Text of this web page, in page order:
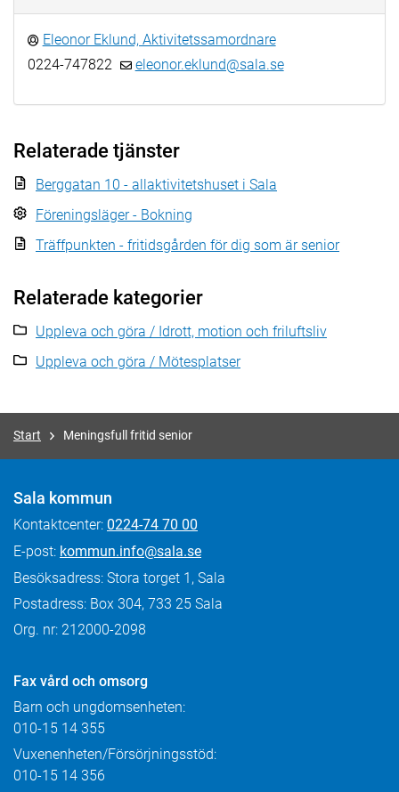
Eleonor Eklund, Aktivitetssamordnare
0224-747822
eleonor.eklund@sala.se
Relaterade tjänster
Berggatan 10 - allaktivitetshuset i Sala
Föreningsläger - Bokning
Träffpunkten - fritidsgården för dig som är senior
Relaterade kategorier
Uppleva och göra / Idrott, motion och friluftsliv
Uppleva och göra / Mötesplatser
Start Meningsfull fritid senior
Sala kommun
Kontaktcenter: 0224-74 70 00
E-post: kommun.info@sala.se
Besöksadress: Stora torget 1, Sala
Postadress: Box 304, 733 25 Sala
Org. nr: 212000-2098
Fax vård och omsorg
Barn och ungdomsenheten:
010-15 14 355
Vuxenenheten/Försörjningsstöd:
010-15 14 356